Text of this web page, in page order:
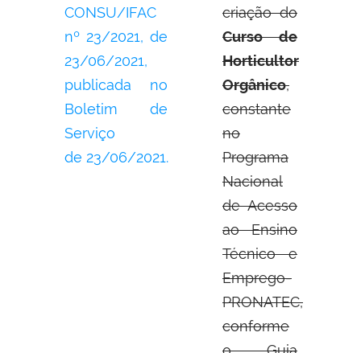
CONSU/IFAC
nº 23/2021, de
23/06/2021,
publicada no
Boletim de
Serviço
de 23/06/2021.
criação do
Curso de
Horticultor
Orgânico,
constante
no
Programa
Nacional
de Acesso
ao Ensino
Técnico e
Emprego-
PRONATEC,
conforme